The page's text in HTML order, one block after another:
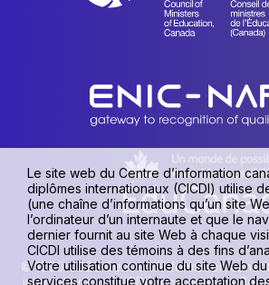
© 1990-2026 Centre d’information
internationaux (CICDI), une unité du
Le site web du Centre d’information
diplômes internationaux (CICDI) utilise
(une chaîne d’informations qu’un site
l’ordinateur d’un internaute et que le
dernier fournit au site Web à chaque
CICDI utilise des témoins à des fins
Votre utilisation continue du site Web
services constitue votre acceptation